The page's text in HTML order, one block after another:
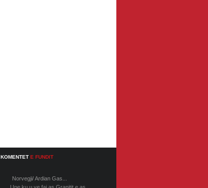
KOMENTET E FUNDIT
Norvegji/ Ardian Gas...